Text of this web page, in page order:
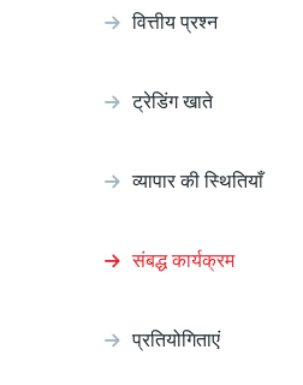
वित्तीय प्रश्न
ट्रेडिंग खाते
व्यापार की स्थितियाँ
संबद्ध कार्यक्रम
प्रतियोगिताएं